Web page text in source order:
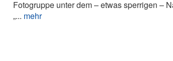
Fotogruppe unter dem – etwas sperrigen –
„... mehr